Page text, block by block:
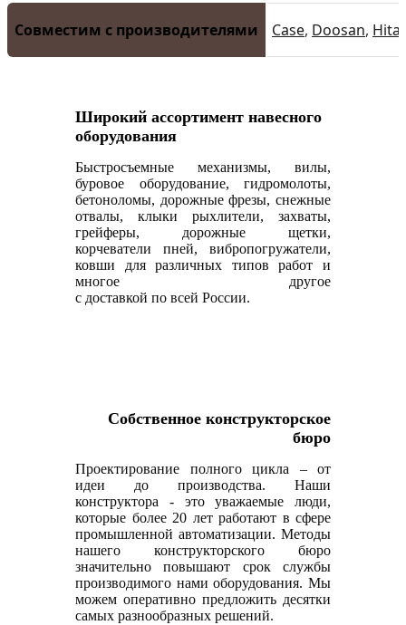
Совместим с производителями Case, Doosan,
Широкий ассортимент навесного
оборудования
Быстросъемные механизмы, вилы,
буровое оборудование, гидромолоты,
бетоноломы, дорожные фрезы, снежные
отвалы, клыки рыхлители, захваты,
грейферы, дорожные щетки,
корчеватели пней, вибропогружатели,
ковши для различных типов работ и
многое другое
с доставкой по всей России.
Собственное конструкторское
бюро
Проектирование полного цикла – от
идеи до производства. Наши
конструктора - это уважаемые люди,
которые более 20 лет работают в сфере
промышленной автоматизации. Методы
нашего конструкторского бюро
значительно повышают срок службы
производимого нами оборудования. Мы
можем оперативно предложить десятки
самых разнообразных решений.